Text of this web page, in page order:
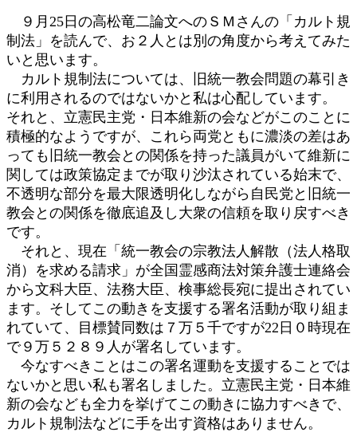
時
:
９月25日の高松竜二論文へのＳＭさんの「カルト規
制法」を読んで、お２人とは別の角度から考えてみた
いと思います。
カルト規制法については、旧統一教会問題の幕引き
に利用されるのではないかと私は心配しています。
それと、立憲民主党・日本維新の会などがこのことに
積極的なようですが、これら両党ともに濃淡の差はあ
っても旧統一教会との関係を持った議員がいて維新に
関しては政策協定までが取り沙汰されている始末で、
不透明な部分を最大限透明化しながら自民党と旧統一
教会との関係を徹底追及し大衆の信頼を取り戻すべき
です。
それと、現在「統一教会の宗教法人解散（法人格取
消）を求める請求」が全国霊感商法対策弁護士連絡会
から文科大臣、法務大臣、検事総長宛に提出されてい
ます。そしてこの動きを支援する署名活動が取り組ま
れていて、目標賛同数は７万５千ですが22日０時現在
で９万５２８９人が署名しています。
今なすべきことはこの署名運動を支援することでは
ないかと思い私も署名しました。立憲民主党・日本維
新の会なども全力を挙げてこの動きに協力すべきで、
カルト規制法などに手を出す資格はありません。